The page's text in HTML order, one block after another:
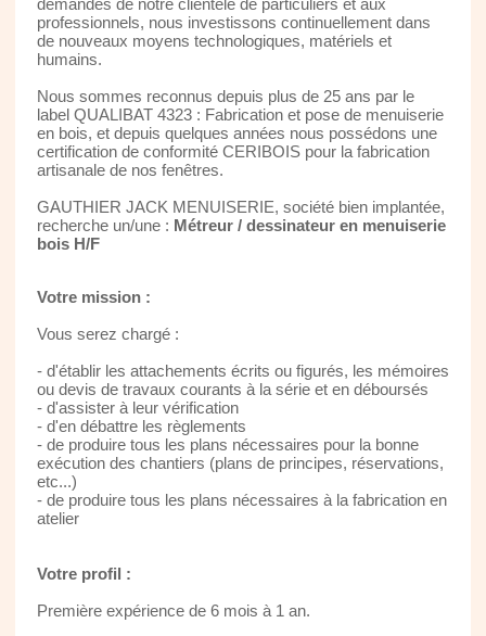
professionnels, nous investissons continuellement dans
de nouveaux moyens technologiques, matériels et
humains.
Nous sommes reconnus depuis plus de 25 ans par le
label QUALIBAT 4323 : Fabrication et pose de menuiserie
en bois, et depuis quelques années nous possédons une
certification de conformité CERIBOIS pour la fabrication
artisanale de nos fenêtres.
GAUTHIER JACK MENUISERIE, société bien implantée,
recherche un/une : Métreur / dessinateur en menuiserie
bois H/F
Votre mission :
Vous serez chargé :
- d'établir les attachements écrits ou figurés, les mémoires
ou devis de travaux courants à la série et en déboursés
- d'assister à leur vérification
- d'en débattre les règlements
- de produire tous les plans nécessaires pour la bonne
exécution des chantiers (plans de principes, réservations,
etc...)
- de produire tous les plans nécessaires à la fabrication en
atelier
Votre profil :
Première expérience de 6 mois à 1 an.